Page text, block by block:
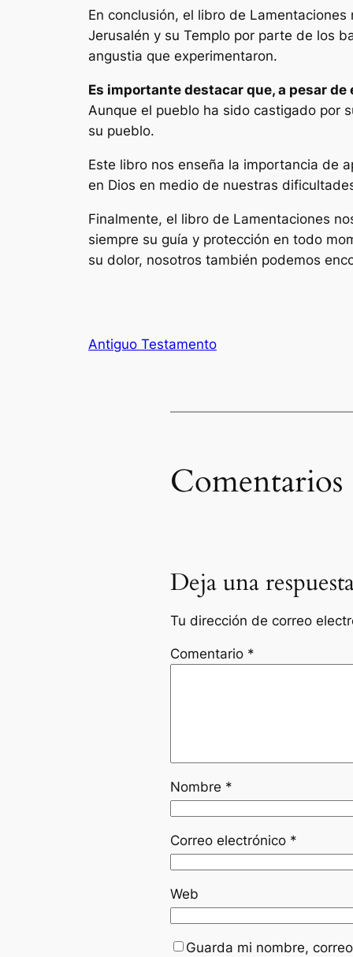
En conclusión, el libro de
Jerusalén y su Templo por parte de los
angustia que experimentaron.
Es importante destacar que, a pesar
Aunque el pueblo ha sido castigado por
su pueblo.
Este libro nos enseña la importancia de
en Dios en medio de nuestras
Finalmente, el libro de Lamentaciones
siempre su guía y protección en todo
su dolor, nosotros también podemos
Antiguo Testamento
Comentarios
Deja una
Tu dirección de correo
Comentario *
Nombre *
Correo electrónico *
Web
Guarda mi nombre,